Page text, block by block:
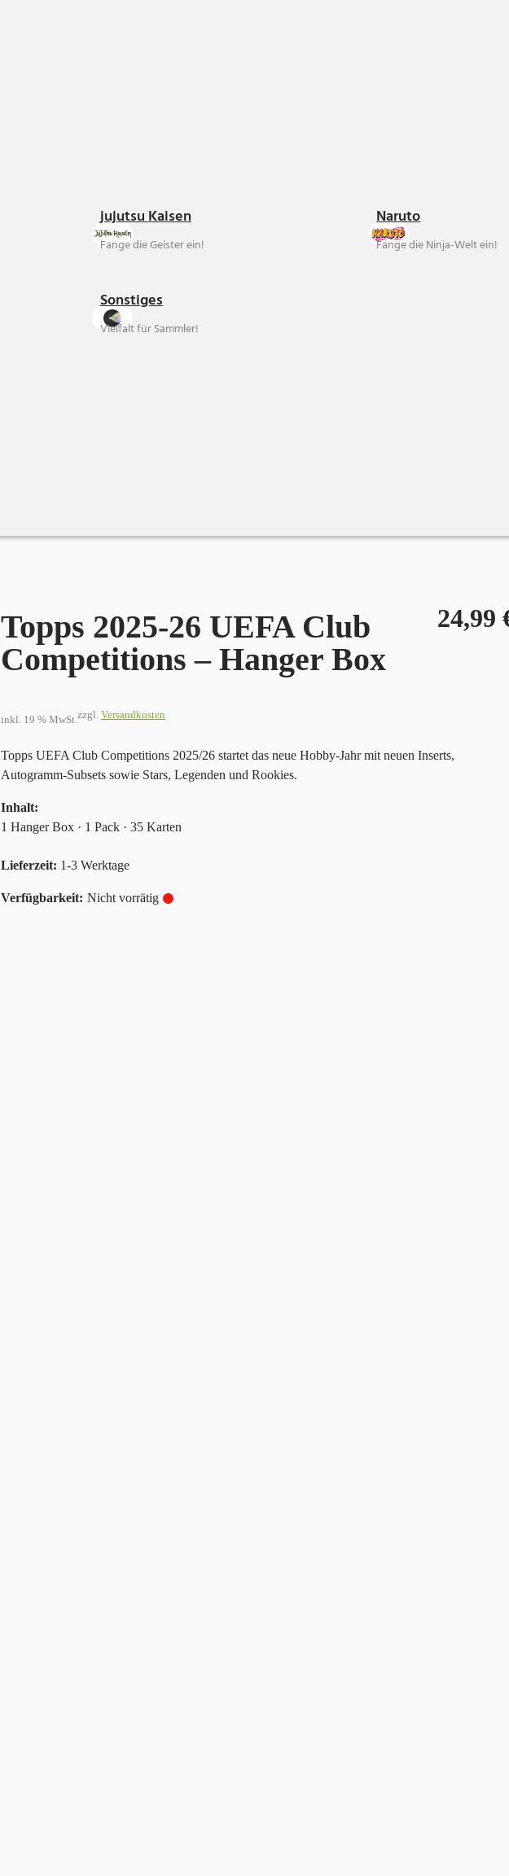
jujutsu Kaisen
Fange die Geister ein!
Naruto
Fange die Ninja-Welt ein!
Sonstiges
Vielfalt für Sammler!
Topps 2025-26 UEFA Club
Competitions – Hanger Box
24,99
inkl. 19 % MwSt.zzgl. Versandkosten
Topps UEFA Club Competitions 2025/26 startet das neue Hobby-Jahr mit neuen Inserts,
Autogramm-Subsets sowie Stars, Legenden und Rookies.
Inhalt:
1 Hanger Box · 1 Pack · 35 Karten
Lieferzeit: 1-3 Werktage
Nicht vorrätig